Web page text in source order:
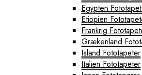
Egypten
Etiopien
Frankrig
Grækenland
Island Fototapeter
Italien Fototapeter